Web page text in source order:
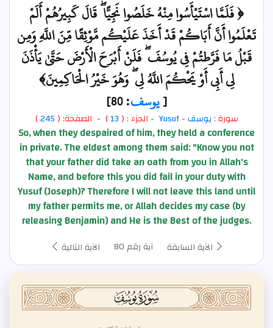
﴿ فَلَمَّا اسْتَيْأَسُوا مِنْهُ خَلَصُوا نَجِيًّا ۖ قَالَ كَبِيرُهُمْ أَلَمْ
تَعْلَمُوا أَنَّ أَبَاكُمْ قَدْ أَخَذَ عَلَيْكُم مَّوْثِقًا مِّنَ اللَّهِ وَمِن
قَبْلُ مَا فَرَّطتُمْ فِي يُوسُفَ ۖ فَلَنْ أَبْرَحَ الْأَرْضَ حَتَّىٰ يَأْذَنَ
لِي أَبِي أَوْ يَحْكُمَ اللَّهُ لِي ۖ وَهُوَ خَيْرُ الْحَاكِمِينَ﴾
[يوسف: 80]
سورة :يوسف-
Yusuf - الجزء : (13) - الصفحة: ( 245
)
So, when they despaired of him, they held a conference
in private. The eldest among them said: "Know you not
that your father did take an oath from you in Allah's
Name, and before this you did fail in your duty with
Yusuf (Joseph)? Therefore I will not leave this land until
my father permits me, or Allah decides my case (by
releasing Benjamin) and He is the Best of the judges.
الآية السابقة آية رقم 80 الآية التالية